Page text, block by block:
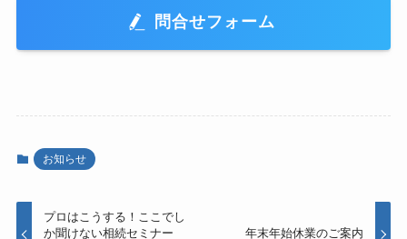
問合せフォーム
お知らせ
プロはこうする！ここでし
か聞けない相続セミナー
年末年始休業のご案内